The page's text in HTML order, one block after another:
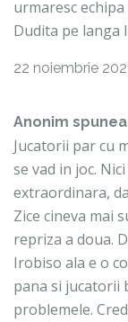
urmaresc
Dudita pe langa
22 noiembrie
Anonim
Jucatorii par cu
se vad in joc.
extraordinara,
Zice cineva mai
repriza a doua.
Irobiso ala e o
pana si jucatorii
problemele.